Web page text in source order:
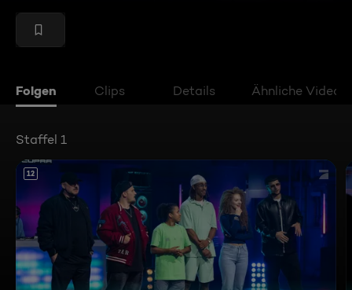
Folgen Clips Details Ähnliche Videos
Staffel 1
12